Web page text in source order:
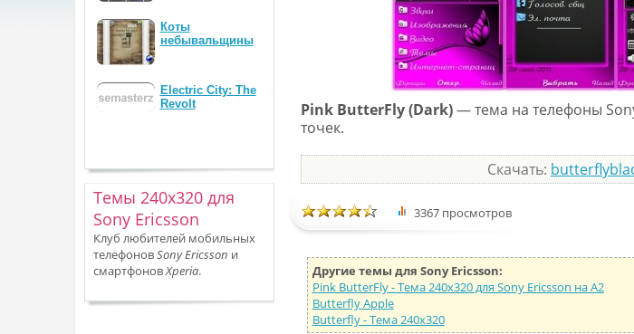
Pink ButterFly (Dark)— тема на телефоны
точек.
Скачать:
3367 просмотров
Другие темы для Sony Ericsson:
Pink ButterFly - Тема 240x320 для Sony Ericsson на А2
Butterfly Apple
Butterfly - Тема 240x320
Коты
небывальщины
Electric City: The
Revolt
Темы 240x320 для
Sony Ericsson
Клуб любителей мобильных
телефоновSony Ericsson и
смартфоновXperia.